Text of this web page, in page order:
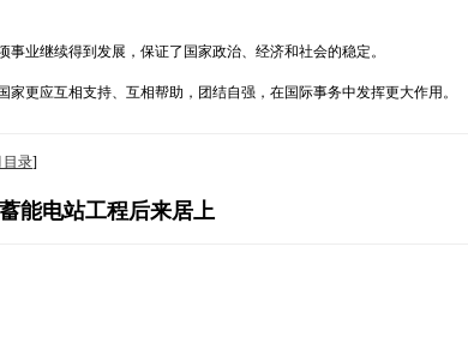
业继续得到发展，保证了国家政治、经济和社会的稳定。
更应互相支持、互相帮助，团结自强，在国际事务中发挥更大作用。
目录]
能电站工程后来居上